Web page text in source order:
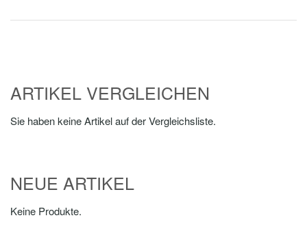
ARTIKEL VERGLEICHEN
Sie haben keine Artikel auf der Vergleichsliste.
NEUE ARTIKEL
Keine Produkte.